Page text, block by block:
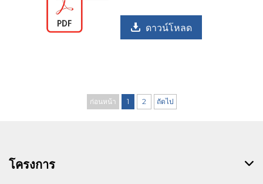
ดาวน์โหลด
ก่อนหน้า 1 2 ถัดไป
โครงการ